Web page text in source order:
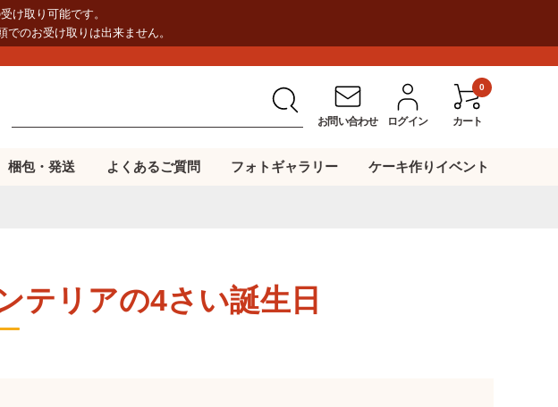
け取り可能です。
のお受け取りは出来ません。
お問い合わせ ログイン
0
カート
梱包・発送 よくあるご質問 フォトギャラリー ケーキ作りイベント
テリアの4さい誕生日